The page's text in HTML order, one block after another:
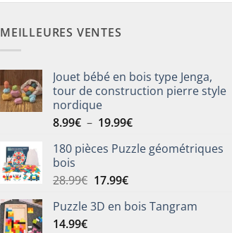
MEILLEURES VENTES
Jouet bébé en bois type Jenga,
tour de construction pierre style
nordique
8.99€ – 19.99€Plage
prix :
180 pièces Puzzle géométriques
bois
28.99€ Le
initial
17.99€Le
actuel
Puzzle 3D en bois Tangram
14.99€